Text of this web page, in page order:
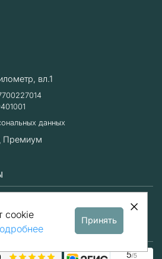
вл.1
данных
Премиум
cookie
Принять